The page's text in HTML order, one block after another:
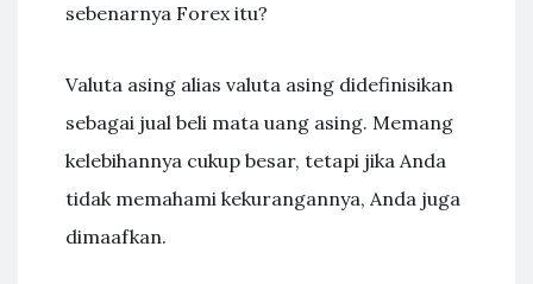
sebenarnya Forex itu?
Valuta asing alias valuta asing didefinisikan
sebagai jual beli mata uang asing. Memang
kelebihannya cukup besar, tetapi jika Anda
tidak memahami kekurangannya, Anda juga
dimaafkan.